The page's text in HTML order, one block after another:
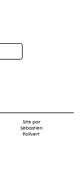
Site par
Sébastien
Poilvert